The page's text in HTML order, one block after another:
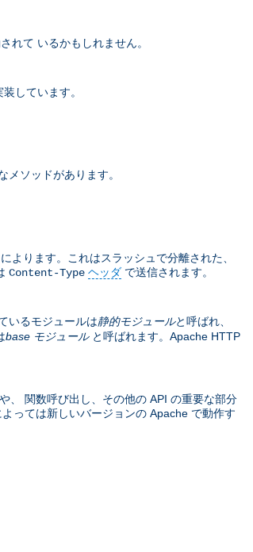
れて いるかもしれません。
しています。
メソッドがあります。
ります。これはスラッシュで分離された、
Content-Type ヘッダ で送信されます。
いるモジュールは静的モジュールと呼ばれ、
base モジュールと呼ばれます。Apache HTTP
、 関数呼び出し、その他の API の重要な部分
っては新しいバージョンの Apache で動作す